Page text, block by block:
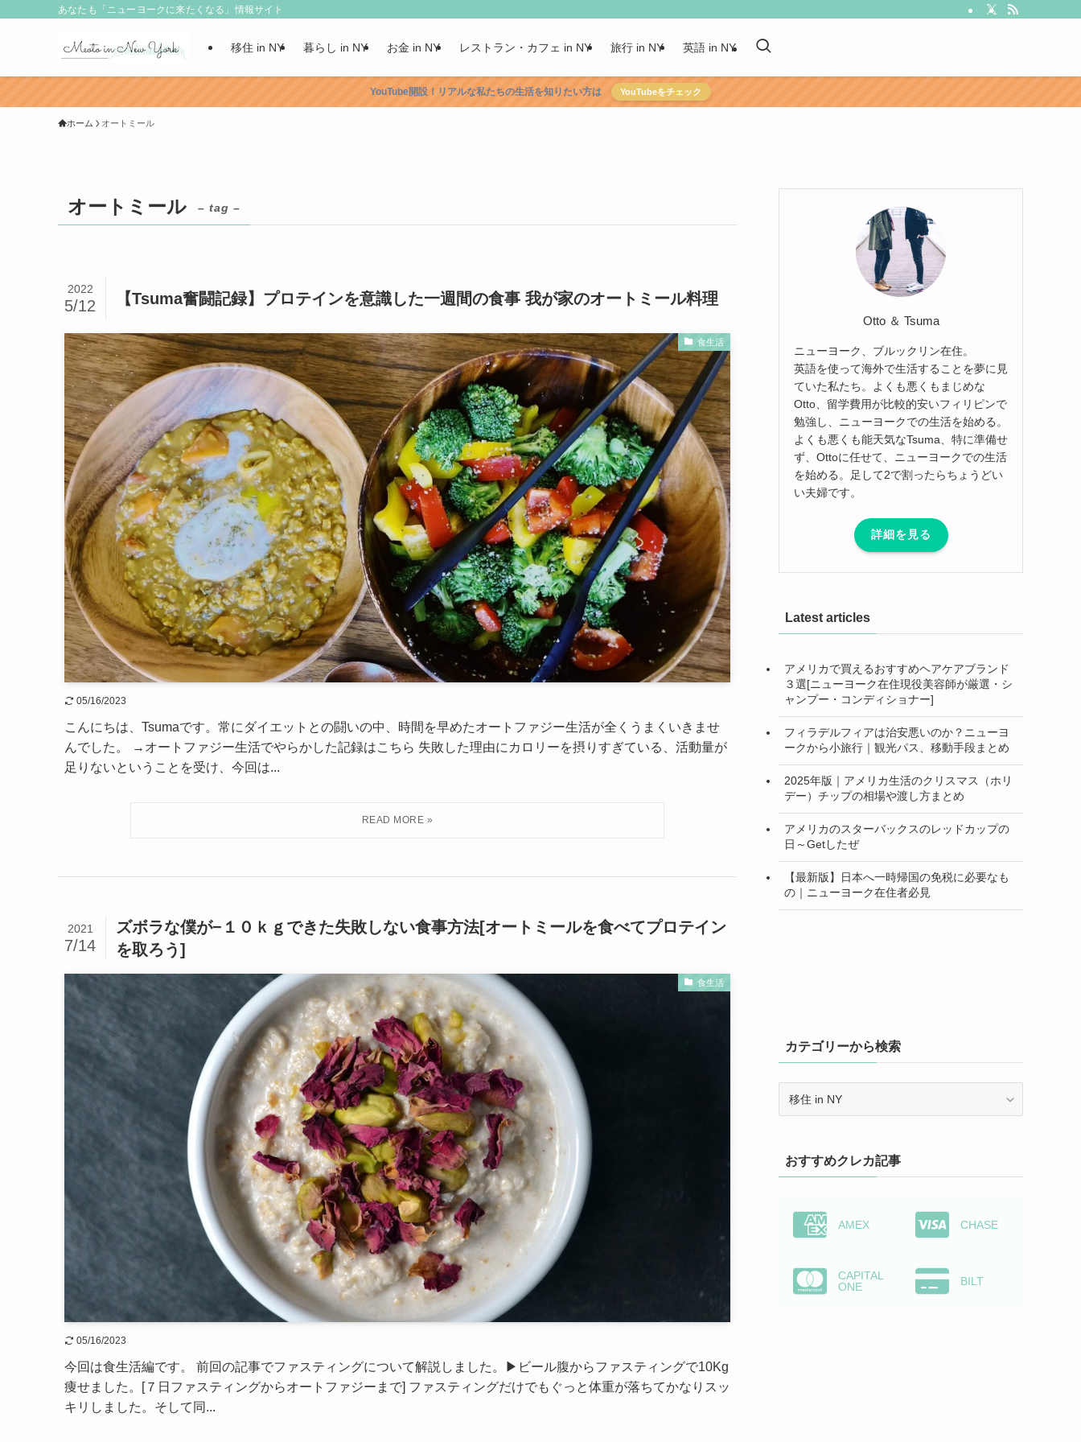
あなたも「ニューヨークに来たくなる」情報サイト
移住 in NY 暮らし in NY お金 in NY レストラン・カフェ in NY 旅行 in NY 英語 in NY
YouTube開設！リアルな私たちの生活を知りたい方は YouTubeをチェック
ホーム オートミール
オートミール – tag –
【Tsuma奮闘記録】プロテインを意識した一週間の食事 我が家のオートミール料理
2022
5/12
食生活
05/16/2023
こんにちは、Tsumaです。常にダイエットとの闘いの中、時間を早めたオートファジー生活が全くうまくいきませ
んでした。 →オートファジー生活でやらかした記録はこちら 失敗した理由にカロリーを摂りすぎている、活動量が
足りないということを受け、今回は...
ズボラな僕が−１０ｋｇできた失敗しない食事方法[オートミールを食べてプロテイン
を取ろう]
2021
7/14
食生活
05/16/2023
今回は食生活編です。 前回の記事でファスティングについて解説しました。▶ビール腹からファスティングで10Kg
痩せました。[７日ファスティングからオートファジーまで] ファスティングだけでもぐっと体重が落ちてかなりスッ
キリしました。そして同...
Otto ＆ Tsuma
ニューヨーク、ブルックリン在住。
英語を使って海外で生活することを夢に見
ていた私たち。よくも悪くもまじめな
Otto、留学費用が比較的安いフィリピンで
勉強し、ニューヨークでの生活を始める。
よくも悪くも能天気なTsuma、特に準備せ
ず、Ottoに任せて、ニューヨークでの生活
を始める。足して2で割ったらちょうどい
い夫婦です。
詳細を見る
Latest articles
アメリカで買えるおすすめヘアケアブランド
３選[ニューヨーク在住現役美容師が厳選・シ
ャンプー・コンディショナー]
フィラデルフィアは治安悪いのか？ニューヨ
ークから小旅行｜観光パス、移動手段まとめ
2025年版｜アメリカ生活のクリスマス（ホリ
デー）チップの相場や渡し方まとめ
アメリカのスターバックスのレッドカップの
日～Getしたぜ
【最新版】日本へ一時帰国の免税に必要なも
の｜ニューヨーク在住者必見
カテゴリーから検索
ー
か
おすすめクレカ記事
AMEX CHASE
CAPITAL
ONE
BILT